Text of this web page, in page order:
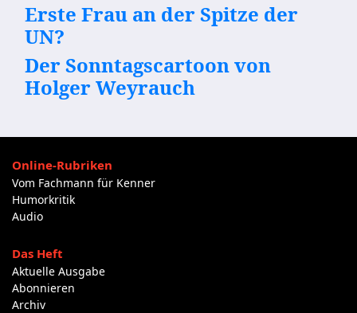
Erste Frau an der Spitze der
UN?
Der Sonntagscartoon von
Holger Weyrauch
Online-Rubriken
Vom Fachmann für Kenner
Humorkritik
Audio
Das Heft
Aktuelle Ausgabe
Abonnieren
Archiv